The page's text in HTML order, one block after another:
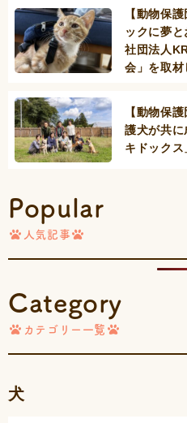
【動物保
ックに夢
社団法人
会」を取材
【動物保
護犬が共に
キドックス
Popular
人気記事
Category
カテゴリー一覧
犬